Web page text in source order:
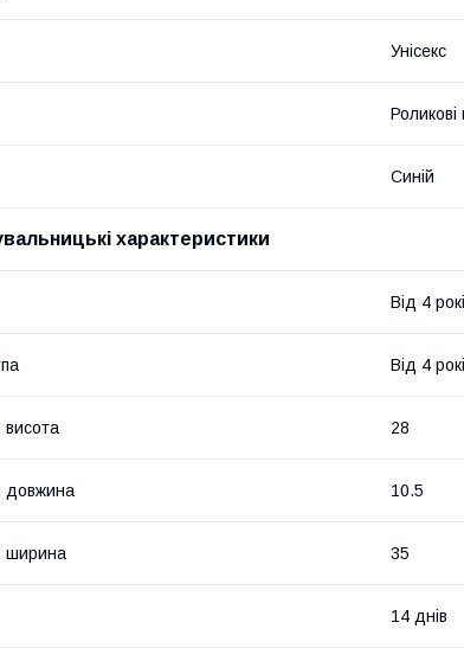
Унісекс
Роликові
Синій
характеристики
Від 4
Від 4
висота 28
довжина 10.5
ширина 35
14 днів